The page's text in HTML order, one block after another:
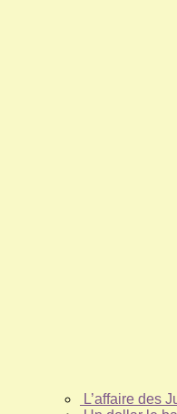
L’affaire des